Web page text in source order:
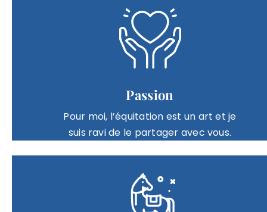
Passion
Pour moi, l’équitation est un art et je
suis ravi de le partager avec vous.